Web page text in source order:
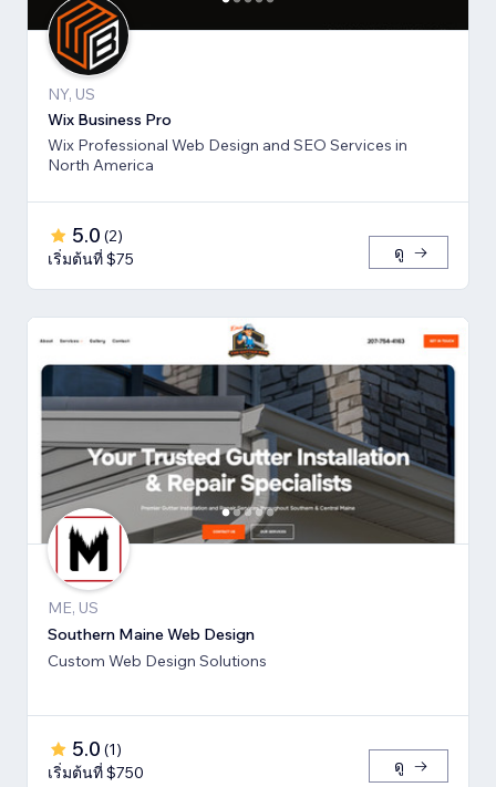
NY, US
Wix Business Pro
Wix Professional Web Design and SEO Services in
North America
5.0 (2)
เริ่มต้นที่ $75
ดู
ME, US
Southern Maine Web Design
Custom Web Design Solutions
5.0 (1)
เริ่มต้นที่ $750
ดู